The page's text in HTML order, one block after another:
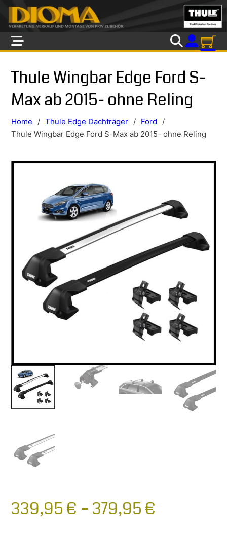
Skip to main content
Skip to footer
Thule Wingbar Edge Ford S-
Max ab 2015- ohne Reling
Home / Thule Edge Dachträger / Ford
/
Thule Wingbar Edge Ford S-Max ab 2015- ohne Reling
339,95 € – 379,95 €